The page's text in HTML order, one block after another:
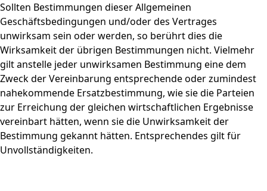
Sollten Bestimmungen dieser Allgemeinen
Geschäftsbedingungen und/oder des Vertrages
unwirksam sein oder werden, so berührt dies die
Wirksamkeit der übrigen Bestimmungen nicht. Vielmehr
gilt anstelle jeder unwirksamen Bestimmung eine dem
Zweck der Vereinbarung entsprechende oder zumindest
nahekommende Ersatzbestimmung, wie sie die Parteien
zur Erreichung der gleichen wirtschaftlichen Ergebnisse
vereinbart hätten, wenn sie die Unwirksamkeit der
Bestimmung gekannt hätten. Entsprechendes gilt für
Unvollständigkeiten.